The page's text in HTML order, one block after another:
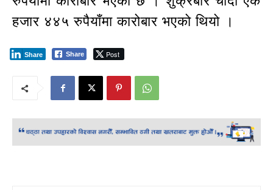
हजार ४४५ रुपैयाँमा कारोबार भएको थियो ।
Share Post
Share